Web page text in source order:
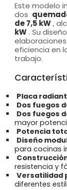
Este modelo
dos
de 7,5 kW,
kW . Su
eficiencia en
trabajo.
Placa
Dos fuegos
Dos fuegos
mayor
Potencia
Diseño
para cocinas
resistencia y
Versatilidad
diferentes